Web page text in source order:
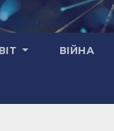
ВІЙНА